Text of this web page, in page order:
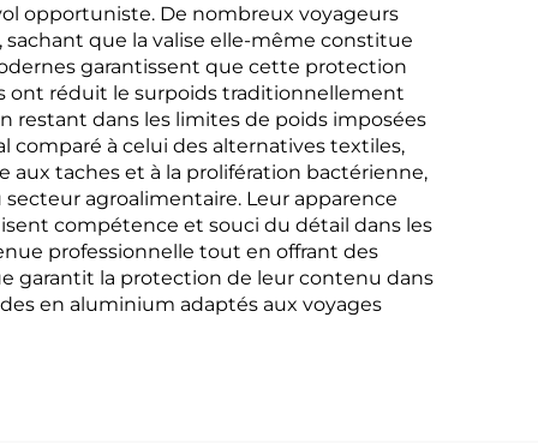
opportuniste. De nombreux voyageurs
que la valise elle-même constitue
garantissent que cette protection
ont réduit le surpoids traditionnellement
restant dans les limites de poids imposées
comparé à celui des alternatives textiles,
taches et à la prolifération bactérienne,
agroalimentaire. Leur apparence
compétence et souci du détail dans les
professionnelle tout en offrant des
garantit la protection de leur contenu dans
en aluminium adaptés aux voyages